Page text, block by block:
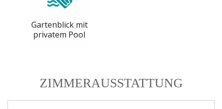
Gartenblick mit
privatem Pool
ZIMMERAUSSTATTUNG